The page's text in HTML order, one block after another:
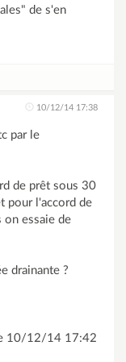
de s'en
10/12/14 17:38
par le
de prêt sous 30
pour l'accord de
essaie de
drainante ?
10/12/14 17:42